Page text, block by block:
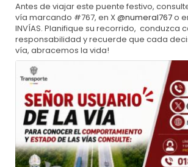
Antes de viajar este puente festivo,
vía marcando #767, en X@numeral767o
INVÍAS. Planifique su recorrido, conduzca
responsabilidad y recuerde que cada
vía, abracemos la vida!